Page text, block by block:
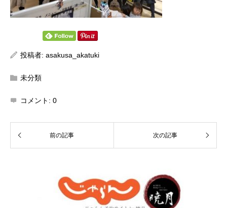
投稿者: asakusa_akatuki
未分類
コメント: 0